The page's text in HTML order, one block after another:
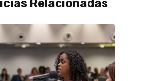
Relacionadas